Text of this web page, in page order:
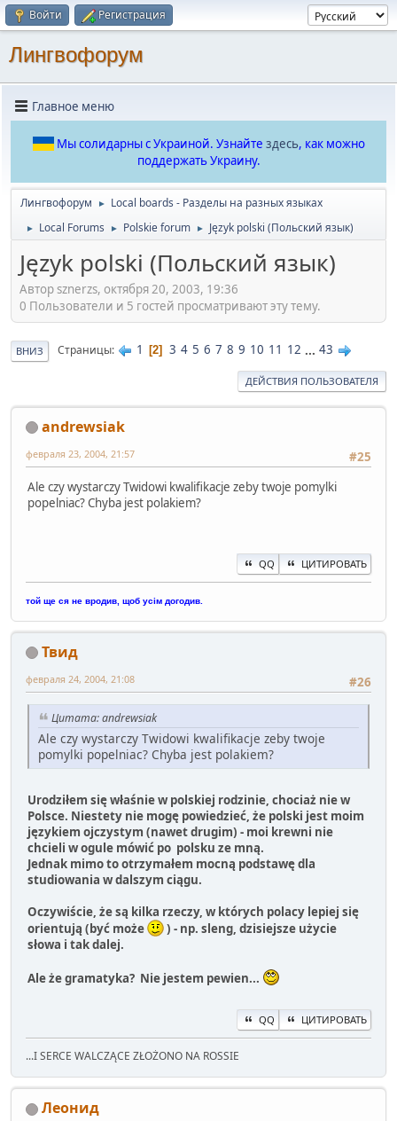
Войти Регистрация
Лингвофорум
Главное меню
Мы солидарны с Украиной. Узнайте здесь, как можно
поддержать Украину.
Лингвофорум ► Local boards - Разделы на разных языках
► Local Forums ► Polskie forum ► Język polski (Польский язык)
Język polski (Польский язык)
Автор sznerzs, октября 20, 2003, 19:36
0 Пользователи и 5 гостей просматривают эту тему.
ВНИЗ Страницы 1 2 3 4 5 6 7 8 9 10 11 12 ... 43
ДЕЙСТВИЯ ПОЛЬЗОВАТЕЛЯ
andrewsiak
#25
февраля 23, 2004, 21:57
Ale czy wystarczy Twidowi kwalifikacje zeby twoje pomylki
popelniac? Chyba jest polakiem?
QQ ЦИТИРОВАТЬ
той ще ся не вродив, щоб усім догодив.
Твид
#26
февраля 24, 2004, 21:08
Цитата: andrewsiak
Ale czy wystarczy Twidowi kwalifikacje zeby twoje
pomylki popelniac? Chyba jest polakiem?
Urodziłem się właśnie w polskiej rodzinie, chociaż nie w
Polsce. Niestety nie mogę powiedzieć, że polski jest moim
językiem ojczystym (nawet drugim) - moi krewni nie
chcieli w ogule mówić po polsku ze mną.
Jednak mimo to otrzymałem mocną podstawę dla
studiowania w dalszym ciągu.
Oczywiście, że są kilka rzeczy, w których polacy lepiej się
orientują (być może
) - np. sleng, dzisiejsze użycie
słowa i tak dalej.
Ale że gramatyka? Nie jestem pewien...
QQ ЦИТИРОВАТЬ
...I SERCE WALCZĄCE ZŁOŻONO NA ROSSIE
Леонид